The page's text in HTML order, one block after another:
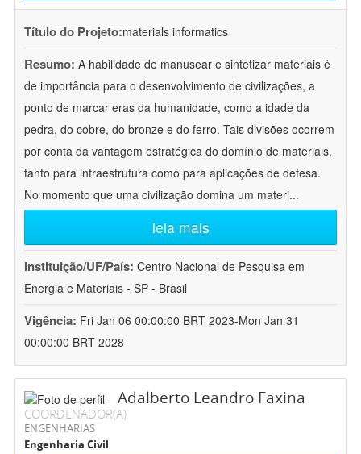
Título do Projeto:materials informatics
Resumo: A habilidade de manusear e sintetizar materiais é
de importância para o desenvolvimento de civilizações, a
ponto de marcar eras da humanidade, como a idade da
pedra, do cobre, do bronze e do ferro. Tais divisões ocorrem
por conta da vantagem estratégica do domínio de materiais,
tanto para infraestrutura como para aplicações de defesa.
No momento que uma civilização domina um materi...
leia mais
Instituição/UF/País: Centro Nacional de Pesquisa em
Energia e Materiais - SP - Brasil
Vigência: Fri Jan 06 00:00:00 BRT 2023-Mon Jan 31
00:00:00 BRT 2028
Adalberto Leandro Faxina
COORDENADOR(A)
ENGENHARIAS
Engenharia Civil